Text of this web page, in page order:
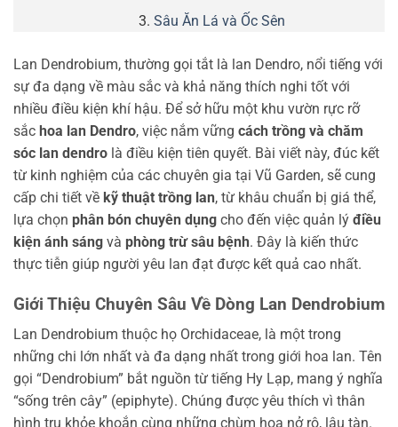
Sâu Ăn Lá và Ốc Sên
Lan Dendrobium, thường gọi tắt là lan Dendro, nổi tiếng với
sự đa dạng về màu sắc và khả năng thích nghi tốt với
nhiều điều kiện khí hậu. Để sở hữu một khu vườn rực rỡ
sắc hoa lan Dendro, việc nắm vững cách trồng và chăm
sóc lan dendro là điều kiện tiên quyết. Bài viết này, đúc kết
từ kinh nghiệm của các chuyên gia tại Vũ Garden, sẽ cung
cấp chi tiết về kỹ thuật trồng lan, từ khâu chuẩn bị giá thể,
lựa chọn phân bón chuyên dụng cho đến việc quản lý điều
kiện ánh sáng và phòng trừ sâu bệnh. Đây là kiến thức
thực tiễn giúp người yêu lan đạt được kết quả cao nhất.
Giới Thiệu Chuyên Sâu Về Dòng Lan Dendrobium
Lan Dendrobium thuộc họ Orchidaceae, là một trong
những chi lớn nhất và đa dạng nhất trong giới hoa lan. Tên
gọi “Dendrobium” bắt nguồn từ tiếng Hy Lạp, mang ý nghĩa
“sống trên cây” (epiphyte). Chúng được yêu thích vì thân
hình trụ khỏe khoắn cùng những chùm hoa nở rộ, lâu tàn.